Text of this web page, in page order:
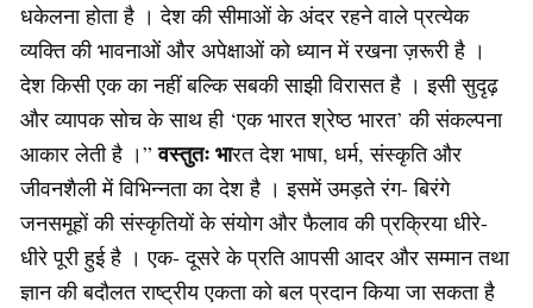
धकेलना होता है । देश की सीमाओं के अंदर रहने वाले प्रत्येक
व्यक्ति की भावनाओं और अपेक्षाओं को ध्यान में रखना ज़रूरी है ।
देश किसी एक का नहीं बल्कि सबकी साझी विरासत है । इसी सुदृढ़
और व्यापक सोच के साथ ही ‘एक भारत श्रेष्ठ भारत’ की संकल्पना
आकार लेती है ।”वस्तुतः भारत देश भाषा, धर्म, संस्कृति और
जीवनशैली में विभिन्नता का देश है । इसमें उमड़ते रंग- बिरंगे
जनसमूहों की संस्कृतियों के संयोग और फैलाव की प्रक्रिया धीरे-
धीरे पूरी हुई है । एक- दूसरे के प्रति आपसी आदर और सम्मान तथा
ज्ञान की बदौलत राष्ट्रीय एकता को बल प्रदान किया जा सकता है